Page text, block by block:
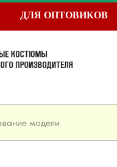
ДЛЯ ОПТОВИКОВ